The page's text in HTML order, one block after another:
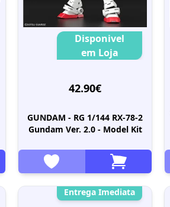
Disponivel
em Loja
42.90€
GUNDAM - RG 1/144 RX-78-2
Gundam Ver. 2.0 - Model Kit
Entrega Imediata